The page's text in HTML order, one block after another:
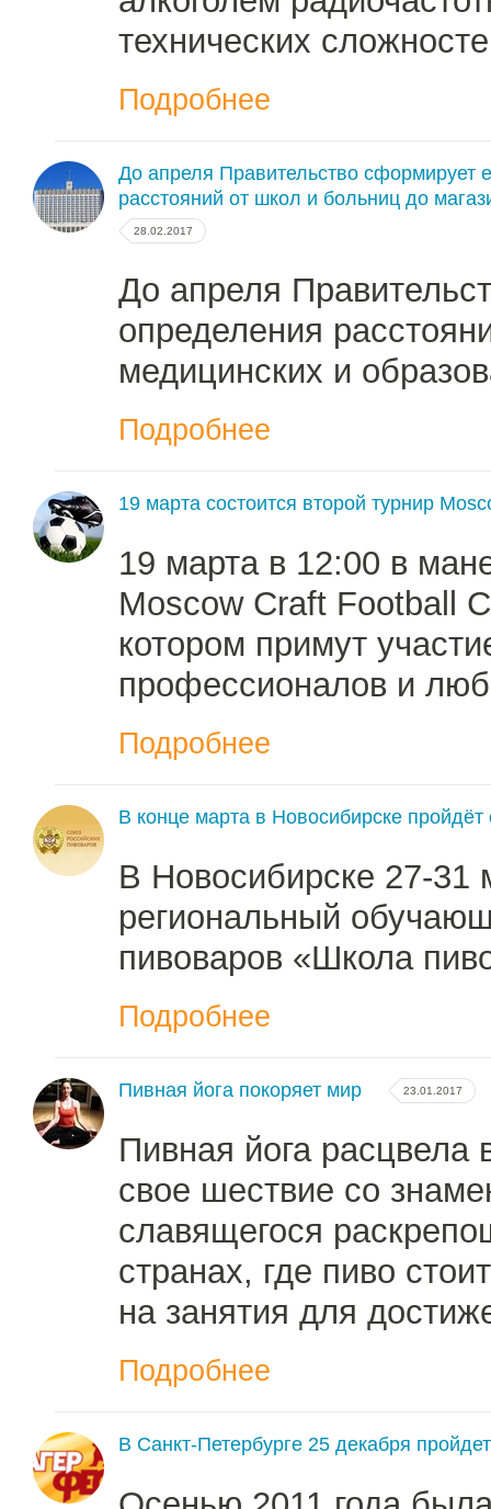
технических
Подробнее
До апреля Правительство сформирует
расстояний от школ и больниц до
28.02.2017
До апреля
определения
медицинских и
Подробнее
19 марта состоится второй турнир
19 марта в 12:00 в
Moscow Craft Football
котором примут
профессионалов и
Подробнее
В конце марта в Новосибирске
В Новосибирске 27-31
региональный
пивоваров «Школа
Подробнее
Пивная йога покоряет мир 23.01.2017
Пивная йога
свое шествие со
славящегося
странах, где пиво
на занятия для
Подробнее
В Санкт-Петербурге 25 декабря